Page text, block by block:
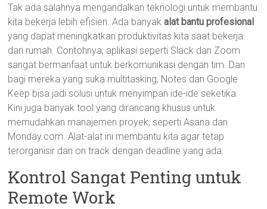
Tak ada salahnya mengandalkan teknologi untuk membantu
kita bekerja lebih efisien. Ada banyakalat bantu profesional
yang dapat meningkatkan produktivitas kita saat bekerja
dari rumah. Contohnya, aplikasi seperti Slack dan Zoom
sangat bermanfaat untuk berkomunikasi dengan tim. Dan
bagi mereka yang suka multitasking, Notes dan Google
Keep bisa jadi solusi untuk menyimpan ide-ide seketika.
Kini juga banyak tool yang dirancang khusus untuk
memudahkan manajemen proyek, seperti Asana dan
Monday.com. Alat-alat ini membantu kita agar tetap
terorganisir dan on track dengan deadline yang ada.
Kontrol Sangat Penting untuk
Remote Work